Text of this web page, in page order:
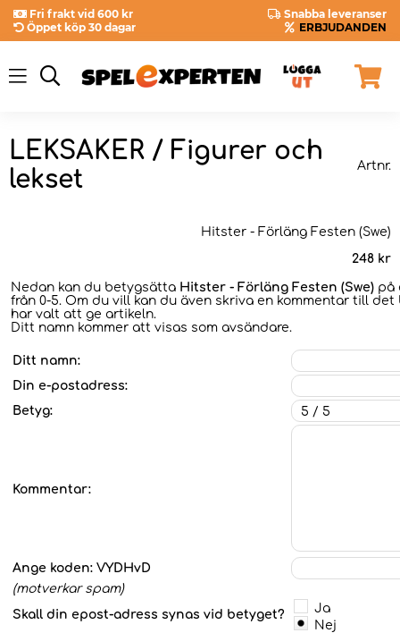
Fri frakt vid 600 kr
Snabba leveranser
Öppet köp 30 dagar
ERBJUDANDEN
LEKSAKER / Figurer och
lekset
Artnr.
Hitster - Förläng Festen (Swe)
248 kr
Nedan kan du betygsätta Hitster - Förläng Festen (Swe) på
från 0-5. Om du vill kan du även skriva en kommentar till det
har valt att ge artikeln.
Ditt namn kommer att visas som avsändare.
Ditt namn:
Din e-postadress:
Betyg:
Kommentar:
Ange koden: VYDHvD
(motverkar spam)
Skall din epost-adress synas vid betyget?
Ja
Nej